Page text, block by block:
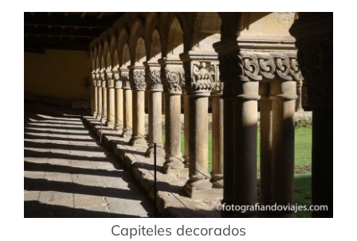
Capiteles decorados